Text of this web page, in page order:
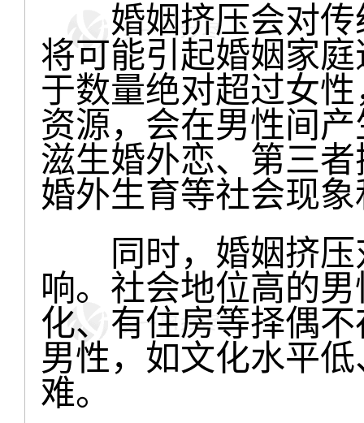
婚姻挤压会对传
将可能引起婚姻家
于数量绝对超过女
资源，会在男性间
滋生婚外恋、第三
婚外生育等社会现
同时，婚姻挤压
响。社会地位高的
化、有住房等择偶
男性，如文化水平
难。